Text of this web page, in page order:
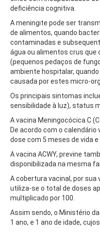
deficiência cognitiva.
A meningite pode ser
de alimentos, quando
contaminadas e
água ou alimentos crus que
(pequenos pedaços de
ambiente hospitalar,
causada por estes micro-
Os principais sintomas
sensibilidade à luz), status
A vacina Meningocócica C
De acordo com o
dose com 5 meses de vida
A vacina ACWY, previne
disponibilizada na mesma
A cobertura vacinal, por sua
utiliza-se o total de doses
multiplicado por 100.
Assim sendo, o Ministério
1 ano, e 1 ano de idade,